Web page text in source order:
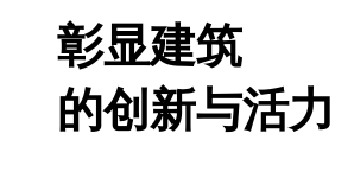
彰显建筑
的创新与活力